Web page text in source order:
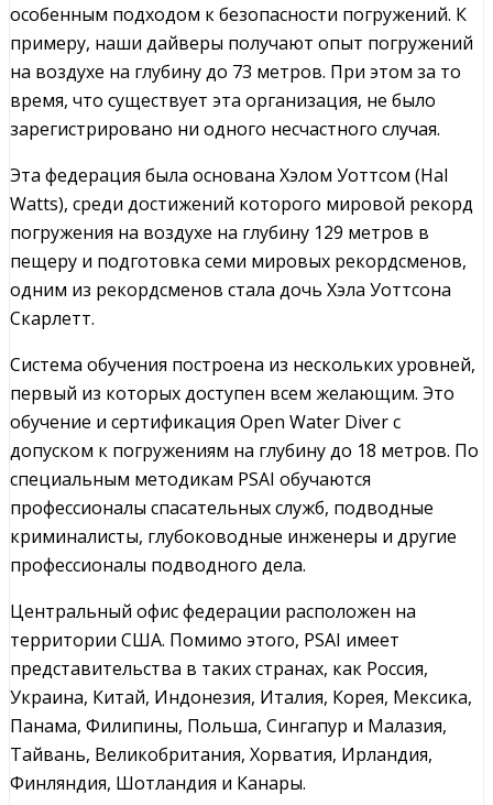
особенным подходом к безопасности погружений. К
примеру, наши дайверы получают опыт погружений
на воздухе на глубину до 73 метров. При этом за то
время, что существует эта организация, не было
зарегистрировано ни одного несчастного случая.
Эта федерация была основана Хэлом Уоттсом (Hal
Watts), среди достижений которого мировой рекорд
погружения на воздухе на глубину 129 метров в
пещеру и подготовка семи мировых рекордсменов,
одним из рекордсменов стала дочь Хэла Уоттсона
Скарлетт.
Система обучения построена из нескольких уровней,
первый из которых доступен всем желающим. Это
обучение и сертификация Open Water Diver с
допуском к погружениям на глубину до 18 метров. По
специальным методикам PSAI обучаются
профессионалы спасательных служб, подводные
криминалисты, глубоководные инженеры и другие
профессионалы подводного дела.
Центральный офис федерации расположен на
территории США. Помимо этого, PSAI имеет
представительства в таких странах, как Россия,
Украина, Китай, Индонезия, Италия, Корея, Мексика,
Панама, Филипины, Польша, Сингапур и Малазия,
Тайвань, Великобритания, Хорватия, Ирландия,
Финляндия, Шотландия и Канары.